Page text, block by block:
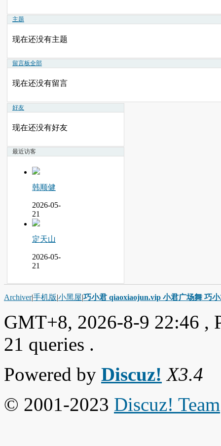
主题
现在还没有主题
留言板全部
现在还没有留言
好友
现在还没有好友
最近访客
韩顺健
2026-05-
21
定天山
2026-05-
21
Archiver|手机版|小黑屋|巧小君 qiaoxiaojun.vip 小君广场舞 巧
GMT+8, 2026-8-9 22:46 ,
21 queries .
Powered by Discuz! X3.4
© 2001-2023 Discuz! Team